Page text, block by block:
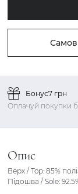
Бонус7 грн
Оплачуй покупки
Опис
Верх / Top: 85%
Підошва / Sole: